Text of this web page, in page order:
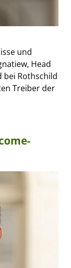
und
Head
bei Rothschild
Treiber der